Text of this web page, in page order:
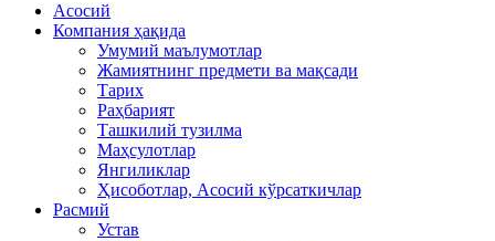
Асосий
Компания ҳақида
Умумий маълумотлар
Жамиятнинг предмети ва мақсади
Тарих
Раҳбарият
Ташкилий тузилма
Маҳсулотлар
Янгиликлар
Ҳисоботлар, Асосий кўрсаткичлар
Расмий
Устав